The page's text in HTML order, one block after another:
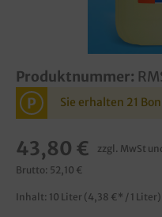
Produktnummer:
P Sie erhalten 21
43,80 € zzgl. MwSt
Brutto: 52,10 €
Inhalt: 10 Liter (4,38 €* / 1 Liter)